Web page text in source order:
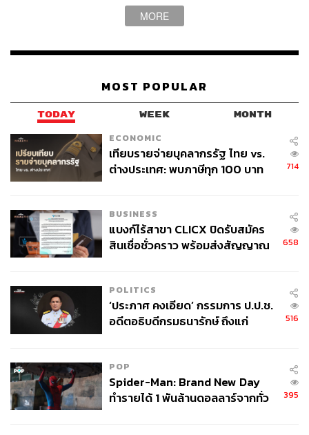
MORE
MOST POPULAR
TODAY WEEK MONTH
ECONOMIC
เทียบรายจ่ายบุคลากรรัฐ ไทย vs.
ต่างประเทศ: พบภาษีทุก 100 บาท
714
BUSINESS
แบงก์ไร้สาขา CLICX ปิดรับสมัคร
สินเชื่อชั่วคราว พร้อมส่งสัญญาณ
658
POLITICS
‘ประภาศ คงเอียด’ กรรมการ ป.ป.ช.
อดีตอธิบดีกรมธนารักษ์ ถึงแก่
516
POP
Spider-Man: Brand New Day
ทำรายได้ 1 พันล้านดอลลาร์จากทั่ว
395